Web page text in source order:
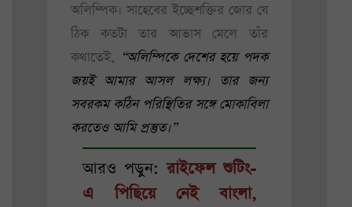
অলিম্পিক। সাহেবের ইচ্ছেশক্তির জোর যে
ঠিক কতটা তার আভাস মেলে তাঁর
কথাতেই, “অলিম্পিকে দেশের হয়ে পদক
জয়ই আমার আসল লক্ষ্য। তার জন্য
সবরকম কঠিন পরিস্থিতির সঙ্গে মোকাবিলা
করতেও আমি প্রস্তুত।”
আরও পড়ুন:রাইফেল শুটিং-
এ পিছিয়ে নেই বাংলা,